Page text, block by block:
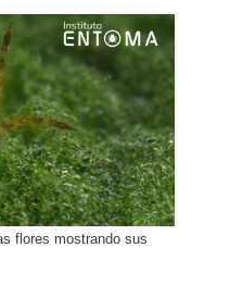
flores mostrando sus